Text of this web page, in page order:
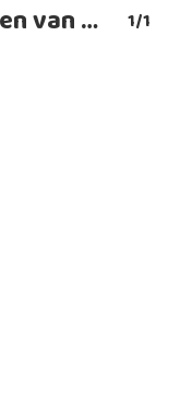
van … 1/1